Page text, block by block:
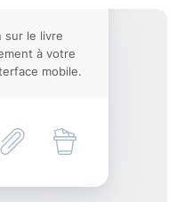
sur le livre
à votre
mobile.